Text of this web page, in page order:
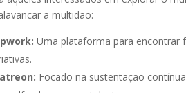
a multidão:
Uma plataforma para encontrar
Focado na sustentação